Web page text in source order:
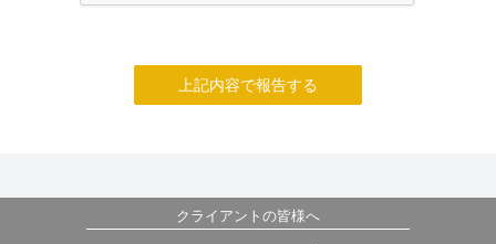
上記内容で報告する
クライアントの皆様へ